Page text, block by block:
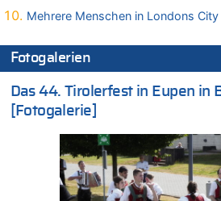
Drohnen mit Strengstoff? War es
08.08.2026 - 18:48 von Marcel
Leipzig, Mechernich und die Frage:
08.08.2026 - 18:41 von JoKrings zu
Leipzig, Mechernich und die Frage:
08.08.2026 - 18:39 von JoKrings zu
Leipzig, Mechernich und die Frage:
Drohnen mit Strengstoff? War es
Mehrere Menschen in Londons
Fotogalerien
Das 44. Tirolerfest in Eupen in
[Fotogalerie]